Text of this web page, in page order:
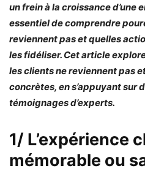
un frein à la croissance d’une
essentiel de comprendre
reviennent pas et quelles
les fidéliser. Cet article
les clients ne reviennent pas
concrètes, en s’appuyant sur
témoignages d’experts.
1/ L’expérience
mémorable ou